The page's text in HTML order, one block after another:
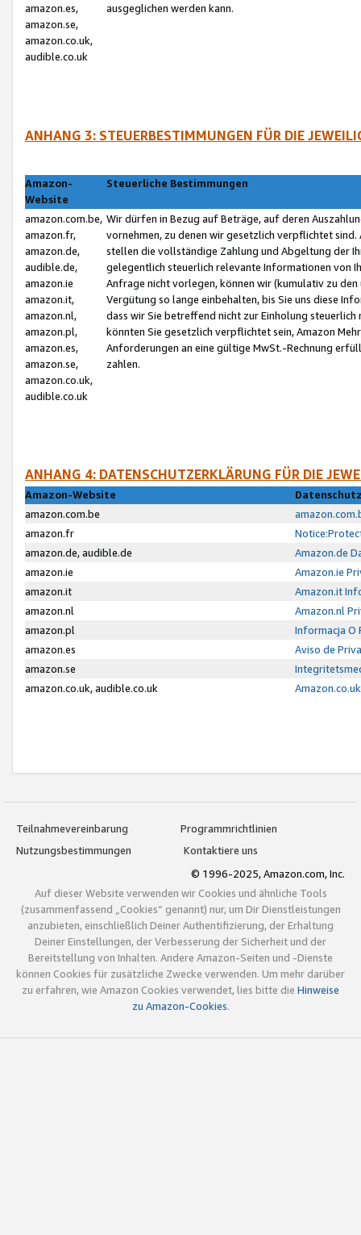
amazon.es,
amazon.se,
amazon.co.uk,
audible.co.uk
ausgeglichen werden kann.
ANHANG 3: STEUERBESTIMMUNGEN FÜR DIE
Amazon-
Website
Steuerliche Bestimmungen
amazon.com.be,
amazon.fr,
amazon.de,
audible.de,
amazon.ie
amazon.it,
amazon.nl,
amazon.pl,
amazon.es,
amazon.se,
amazon.co.uk,
audible.co.uk
Wir dürfen in Bezug auf Beträge, auf deren
vornehmen, zu denen wir gesetzlich verpflichtet
stellen die vollständige Zahlung und Abgeltung der
gelegentlich steuerlich relevante Informationen von
Anfrage nicht vorlegen, können wir (kumulativ zu
Vergütung so lange einbehalten, bis Sie uns diese
dass wir Sie betreffend nicht zur Einholung
könnten Sie gesetzlich verpflichtet sein, Amazon
Anforderungen an eine gültige MwSt.-Rechnung
zahlen.
ANHANG 4: DATENSCHUTZERKLÄRUNG FÜR DIE
Amazon-Website
amazon.com.be
amazon.fr
amazon.de, audible.de
Amazon.de
amazon.ie
Amazon.ie
amazon.it
Amazon.it
amazon.nl
Amazon.nl
amazon.pl
Informacja O
amazon.es
Aviso de
amazon.se
amazon.co.uk, audible.co.uk
Teilnahmevereinbarung
Programmrichtlinien
Nutzungsbestimmungen
Kontaktiere uns
© 1996-2025, Amazon.com, Inc.
Auf dieser Website verwenden wir Cookies und ähnliche Tools
(zusammenfassend „Cookies“ genannt) nur, um Dir Dienstleistungen
anzubieten, einschließlich Deiner Authentifizierung, der Erhaltung
Deiner Einstellungen, der Verbesserung der Sicherheit und der
Bereitstellung von Inhalten. Andere Amazon-Seiten und -Dienste
können Cookies für zusätzliche Zwecke verwenden. Um mehr darüber
zu erfahren, wie Amazon Cookies verwendet, lies bitte die Hinweise
zu Amazon-Cookies.